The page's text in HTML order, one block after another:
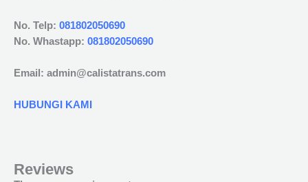
No. Telp: 081802050690
No. Whastapp: 081802050690
Email: admin@calistatrans.com
HUBUNGI KAMI
Reviews